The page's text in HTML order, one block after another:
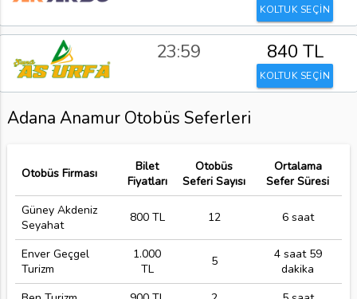
KOLTUK SEÇİN
23:59 840 TL
KOLTUK SEÇİN
Adana Anamur Otobüs Seferleri
Otobüs Firması
Bilet
Fiyatları
Otobüs
Seferi Sayısı
Ortalama
Sefer Süresi
Güney Akdeniz
Seyahat
800 TL 12 6 saat
Enver Geçgel
Turizm
1.000
TL
5
4 saat 59
dakika